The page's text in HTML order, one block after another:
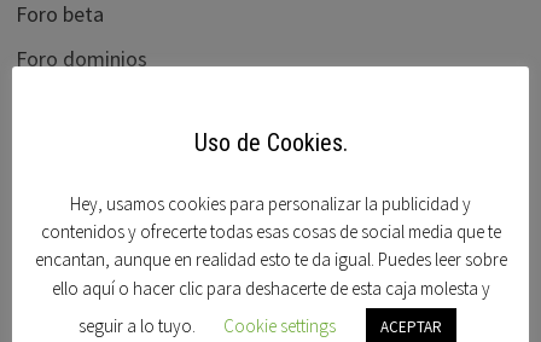
Foro beta
Foro dominios
Hispanom
ICANN BLOG
Mercadonic
Moniker
Uso de Cookies.
Hey, usamos cookies para personalizar la publicidad y
contenidos y ofrecerte todas esas cosas de social media que te
encantan, aunque en realidad esto te da igual. Puedes leer sobre
ello aquí o hacer clic para deshacerte de esta caja molesta y
seguir a lo tuyo.
Cookie settings ACEPTAR